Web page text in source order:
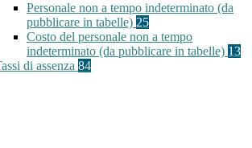
Personale non a tempo indeterminato (da
pubblicare in tabelle) 25
Costo del personale non a tempo
indeterminato (da pubblicare in tabelle) 13
di assenza 84